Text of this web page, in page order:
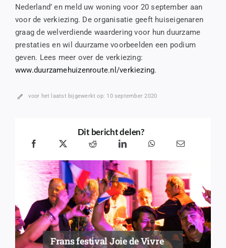
Nederland’ en meld uw woning voor 20 september aan
voor de verkiezing. De organisatie geeft huiseigenaren
graag de welverdiende waardering voor hun duurzame
prestaties en wil duurzame voorbeelden een podium
geven. Lees meer over de verkiezing:
www.duurzamehuizenroute.nl/verkiezing.
voor het laatst bijgewerkt op: 10 september 2020
Dit bericht delen?
Frans festival Joie de Vivre